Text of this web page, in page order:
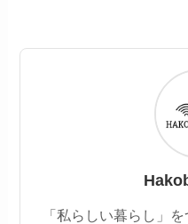
「私らしい暮らし」